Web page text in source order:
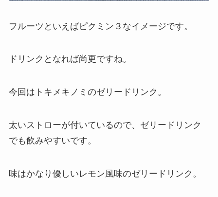
フルーツといえばピクミン３なイメージです。
ドリンクとなれば尚更ですね。
今回はトキメキノミのゼリードリンク。
太いストローが付いているので、ゼリードリンク
でも飲みやすいです。
味はかなり優しいレモン風味のゼリードリンク。